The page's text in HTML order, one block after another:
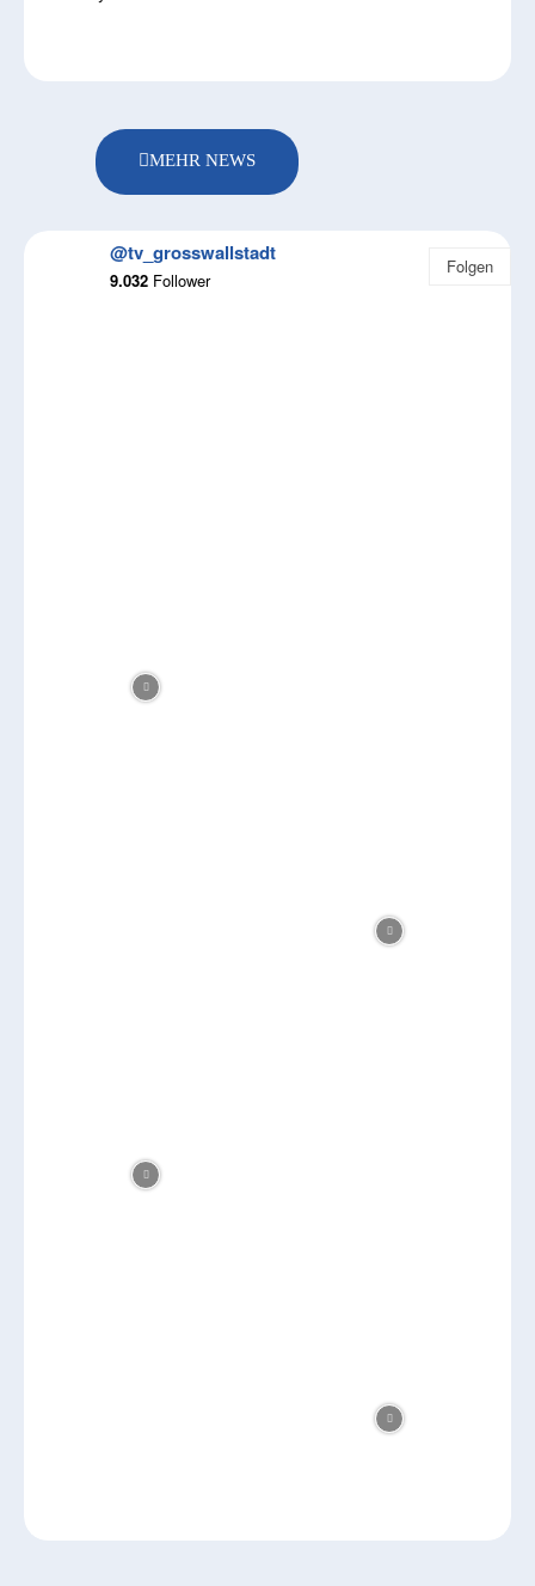
MEHR NEWS
@tv_grosswallstadt
9.032 Follower
Folgen